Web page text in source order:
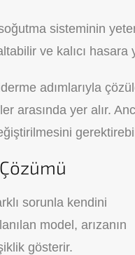
soğutma sisteminin
ve kalıcı hasara
adımlarıyla
arasında yer alır.
sorunla kendini
model, arızanın
gösterir.